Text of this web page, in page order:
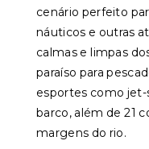
cenário perfeito
náuticos e outras
calmas e limpas
paraíso para
esportes como jet-
barco, além de 21
margens do rio.